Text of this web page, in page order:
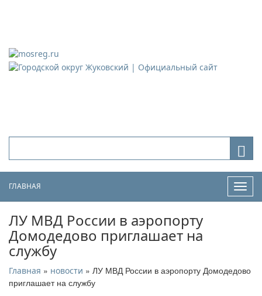
ГЛАВНАЯ
ЛУ МВД России в аэропорту
Домодедово приглашает на
службу
Главная » новости » ЛУ МВД России в аэропорту Домодедово
приглашает на службу